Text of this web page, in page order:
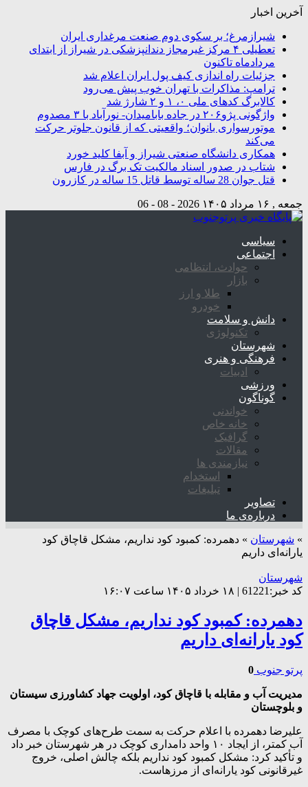
آخرین اخبار
شیرازمرغ؛ بر سکوی دوم صنعت مرغداری ایران
تعطیلی ۴ مرکز غیرمجاز دندانپزشکی در شیراز از ابتدای
مردادماه تاکنون
جزئیات راه اندازی کیف پول ایران اعلام شد
ترامپ: مذاکرات با تهران خوب پیش می‌رود
کالابرگ کدهای ملی ۰، ۱ و ۲ شارژ شد
واژگونی پژو۲۰۶ در جاده بابامیدان- نورآباد با ۳ مصدوم
موتورسواری بانوان؛ واقعیتی که از قانون جلوتر حرکت
می‌کند
همکاری دانشگاه صنعتی شیراز و آبفا کلید خورد
شتاب در صدور اسناد مالکیت تک برگ در فارس
قتل جوان 28 ساله توسط قاتل 15 ساله در کازرون
جمعه , ۱۶ مرداد ۱۴۰۵ 2026 - 08 - 06
سیاسی
اجتماعی
حوادث، انتظامی
بازار
طلا و ارز
خودرو
دانش و سلامت
تکنولوژی
شهرستان
فرهنگی و هنری
ادبیات
ورزشی
گوناگون
خواندنی
خانه خاص
گرافیک
مقالات
نیازمندی ها
استخدام
تبلیغات
تصاویر
درباره‌ی ما
» شهرستان » دهمرده: کمبود کود نداریم، مشکل قاچاق کود
یارانه‌ای داریم
شهرستان
کد خبر:61221 | ۱۸ خرداد ۱۴۰۵ ساعت ۱۶:۰۷
دهمرده: کمبود کود نداریم، مشکل قاچاق
کود یارانه‌ای داریم
پرتو جنوب 0
مدیریت آب و مقابله با قاچاق کود، اولویت جهاد کشاورزی سیستان
و بلوچستان
علیرضا دهمرده با اعلام حرکت به سمت طرح‌های کوچک با مصرف
آب کمتر، از ایجاد ۱۰ واحد دامداری کوچک در هر شهرستان خبر داد
و تأکید کرد: مشکل کمبود کود نداریم بلکه چالش اصلی، خروج
غیرقانونی کود یارانه‌ای از مرزهاست.